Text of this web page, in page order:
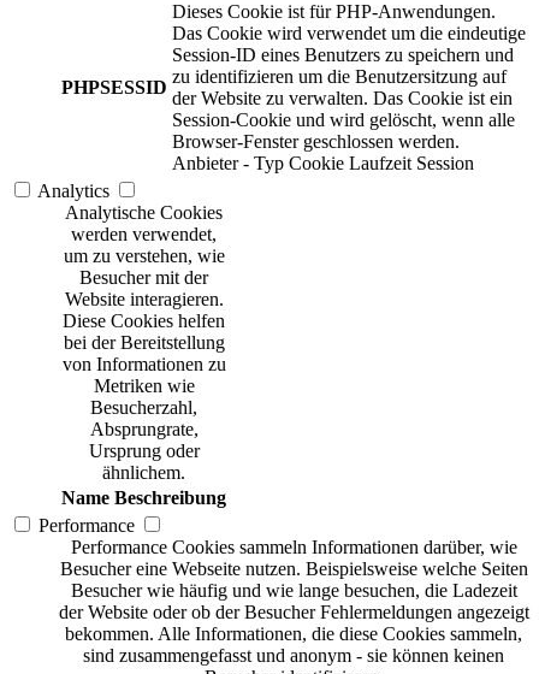
PHPSESSID
Dieses Cookie ist für PHP-Anwendungen.
Das Cookie wird verwendet um die eindeutige
Session-ID eines Benutzers zu speichern und
zu identifizieren um die Benutzersitzung auf
der Website zu verwalten. Das Cookie ist ein
Session-Cookie und wird gelöscht, wenn alle
Browser-Fenster geschlossen werden.
Anbieter - Typ Cookie Laufzeit Session
Analytics
Analytische Cookies
werden verwendet,
um zu verstehen, wie
Besucher mit der
Website interagieren.
Diese Cookies helfen
bei der Bereitstellung
von Informationen zu
Metriken wie
Besucherzahl,
Absprungrate,
Ursprung oder
ähnlichem.
Name Beschreibung
Performance
Performance Cookies sammeln Informationen darüber, wie
Besucher eine Webseite nutzen. Beispielsweise welche Seiten
Besucher wie häufig und wie lange besuchen, die Ladezeit
der Website oder ob der Besucher Fehlermeldungen angezeigt
bekommen. Alle Informationen, die diese Cookies sammeln,
sind zusammengefasst und anonym - sie können keinen